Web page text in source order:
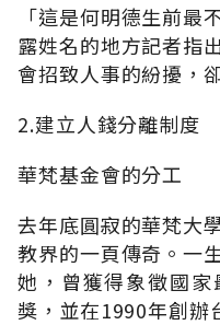
「這是何明德生前最
露姓名的地方記者指
會招致人事的紛擾，
2.建立人錢分離制度
華梵基金會的分工
去年底圓寂的華梵大
教界的一頁傳奇。一
她，曾獲得象徵國
獎，並在1990年創辦